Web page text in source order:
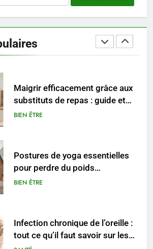
ENTREPRISE
Maigrir efficacement grâce aux
substituts de repas : guide et
conseils pratiques
BIEN ÊTRE
Postures de yoga essentielles
pour perdre du poids
rapidement et durable
BIEN ÊTRE
Infection chronique de l’oreille :
tout ce qu’il faut savoir sur les